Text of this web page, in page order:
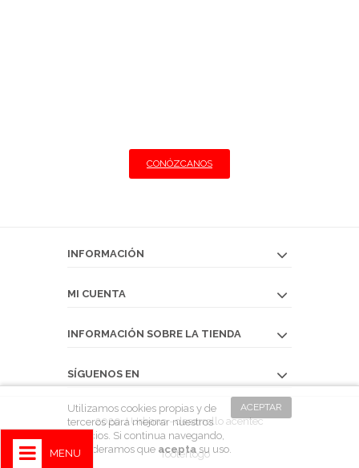
MENU
CONÓZCANOS
INFORMACIÓN
MI CUENTA
INFORMACIÓN SOBRE LA TIENDA
SÍGUENOS EN
2020 J.Urbano - desarrollo acentec
ACEPTAR
Utilizamos cookies propias y de
terceros para mejorar nuestros
servicios. Si continua navegando,
consideramos que acepta su uso.